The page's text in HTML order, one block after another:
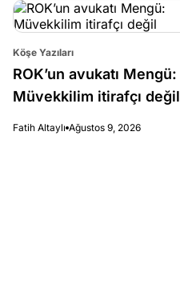
Köşe Yazıları
ROK’un avukatı Mengü:
Müvekkilim itirafçı değil
Fatih Altaylı Ağustos 9, 2026